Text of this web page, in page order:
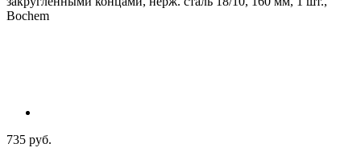
735 руб.